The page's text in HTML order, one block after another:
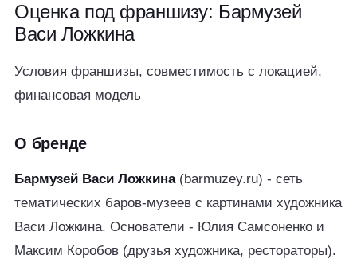
Оценка под франшизу: Бармузей
Васи Ложкина
Условия франшизы, совместимость с локацией,
финансовая модель
О бренде
Бармузей Васи Ложкина(barmuzey.ru) - сеть
тематических баров-музеев с картинами художника
Васи Ложкина. Основатели - Юлия Самсоненко и
Максим Коробов (друзья художника, рестораторы).